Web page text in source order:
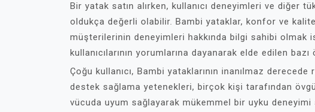
Bir yatak satın alırken, kullanıcı deneyimleri ve diğer
oldukça değerli olabilir. Bambi yataklar, konfor ve kalite
müşterilerinin deneyimleri hakkında bilgi sahibi olmak
kullanıcılarının yorumlarına dayanarak elde edilen
Çoğu kullanıcı, Bambi yataklarının inanılmaz
destek sağlama yetenekleri, birçok kişi tarafından
vücuda uyum sağlayarak mükemmel bir uyku